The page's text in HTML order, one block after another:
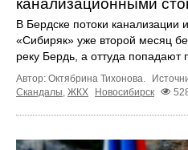
канализационными
В Бердске потоки канализации
«Сибиряк» уже второй месяц
реку Бердь, а оттуда попадают
Автор: Октябрина Тихонова.
Скандалы, ЖКХ Новосибирск